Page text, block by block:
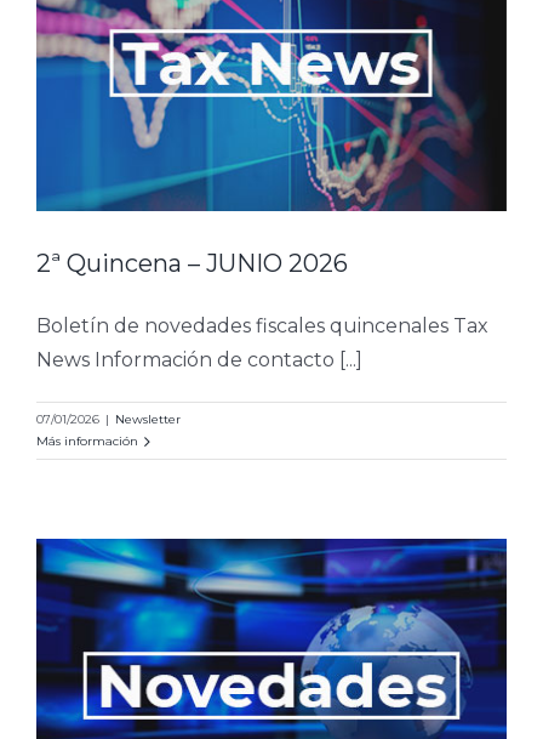
2ª Quincena – JUNIO 2026
Boletín de novedades fiscales quincenales Tax
News Información de contacto [...]
07/01/2026 | Newsletter
Más información